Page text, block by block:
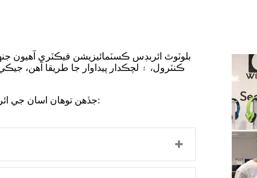
ڪنٽرول، ۽ لچڪدار پيداوار جا طريقا آهن،
جڏهن توهان اسان جي ائرفون ڪسٽمائيزيشن فيڪٽري کي چونڊيو ٿا، ته توهان کي فائدو ٿيندو: